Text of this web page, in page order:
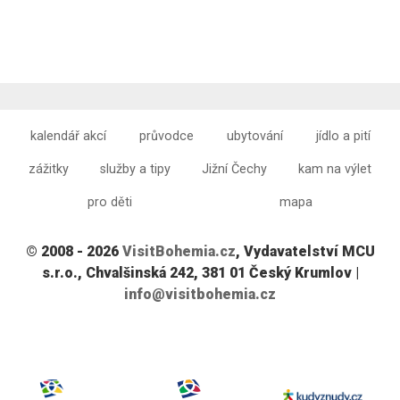
kalendář akcí průvodce ubytování jídlo a pití
zážitky služby a tipy Jižní Čechy kam na výlet
pro děti mapa
© 2008 - 2026 VisitBohemia.cz, Vydavatelství MCU
s.r.o., Chvalšinská 242, 381 01 Český Krumlov |
info@visitbohemia.cz